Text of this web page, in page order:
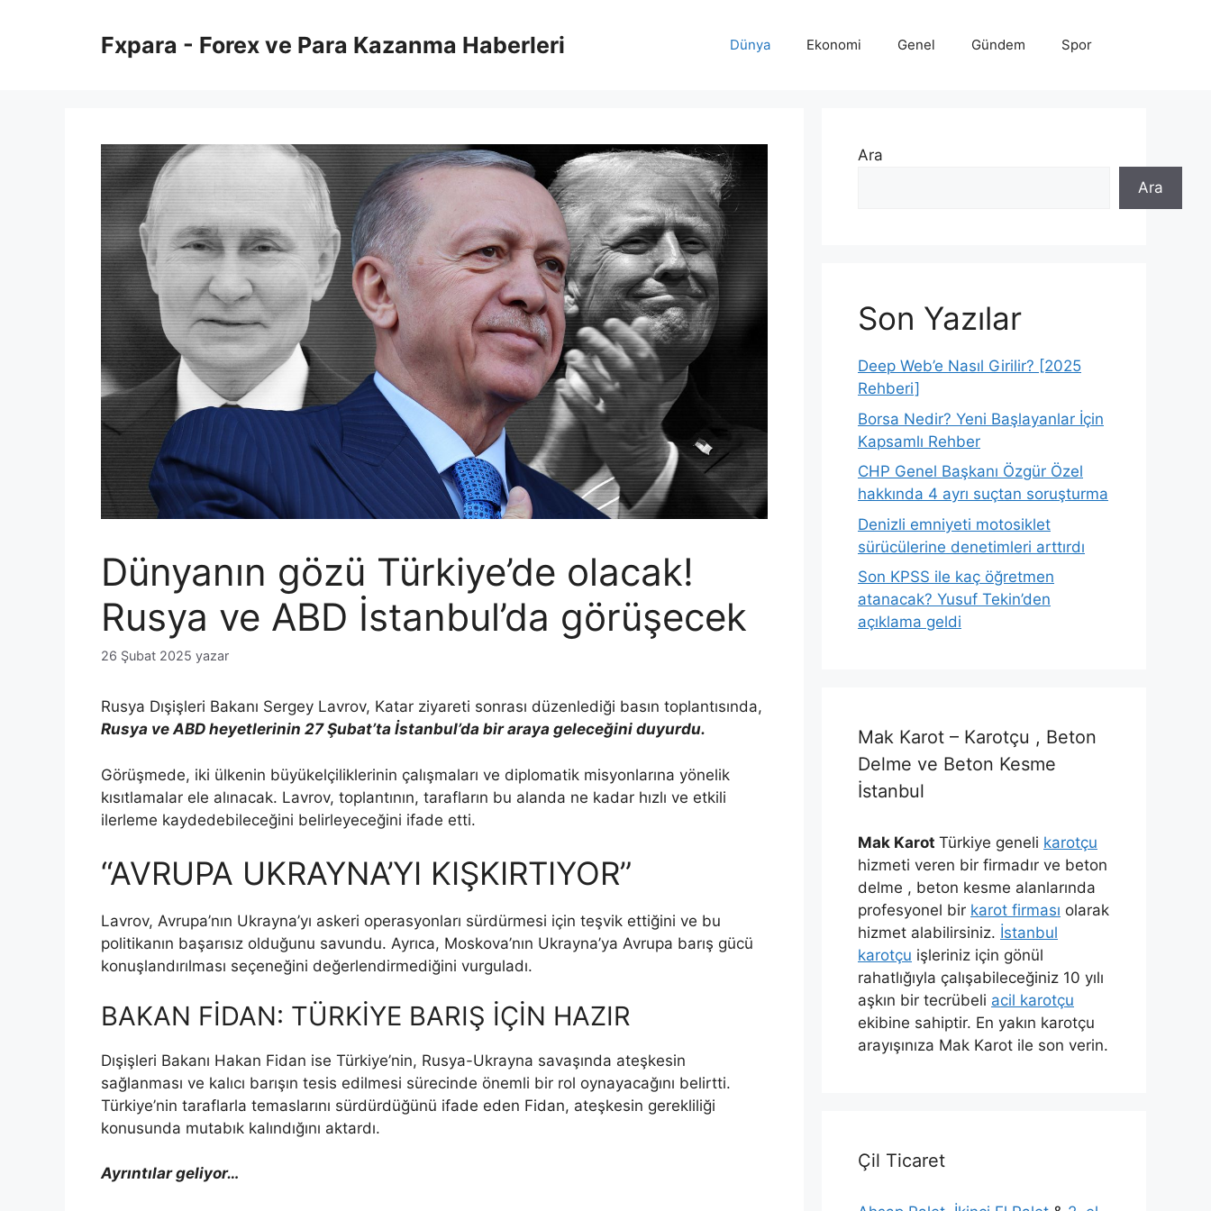
Fxpara - Forex ve Para Kazanma Haberleri Dünya Ekonomi Genel Gündem Spor
Dünyanın gözü Türkiye’de olacak!
Rusya ve ABD İstanbul’da görüşecek
26 Şubat 2025 yazar
Rusya Dışişleri Bakanı Sergey Lavrov, Katar ziyareti sonrası düzenlediği basın toplantısında,
Rusya ve ABD heyetlerinin 27 Şubat’ta İstanbul’da bir araya geleceğini duyurdu.
Görüşmede, iki ülkenin büyükelçiliklerinin çalışmaları ve diplomatik misyonlarına yönelik
kısıtlamalar ele alınacak. Lavrov, toplantının, tarafların bu alanda ne kadar hızlı ve etkili
ilerleme kaydedebileceğini belirleyeceğini ifade etti.
“AVRUPA UKRAYNA’YI KIŞKIRTIYOR”
Lavrov, Avrupa’nın Ukrayna’yı askeri operasyonları sürdürmesi için teşvik ettiğini ve bu
politikanın başarısız olduğunu savundu. Ayrıca, Moskova’nın Ukrayna’ya Avrupa barış gücü
konuşlandırılması seçeneğini değerlendirmediğini vurguladı.
BAKAN FİDAN: TÜRKİYE BARIŞ İÇİN HAZIR
Dışişleri Bakanı Hakan Fidan ise Türkiye’nin, Rusya-Ukrayna savaşında ateşkesin
sağlanması ve kalıcı barışın tesis edilmesi sürecinde önemli bir rol oynayacağını belirtti.
Türkiye’nin taraflarla temaslarını sürdürdüğünü ifade eden Fidan, ateşkesin gerekliliği
konusunda mutabık kalındığını aktardı.
Ayrıntılar geliyor…
Ara
Ara
Son Yazılar
Deep Web’e Nasıl Girilir? [2025
Rehberi]
Borsa Nedir? Yeni Başlayanlar İçin
Kapsamlı Rehber
CHP Genel Başkanı Özgür Özel
hakkında 4 ayrı suçtan soruşturma
Denizli emniyeti motosiklet
sürücülerine denetimleri arttırdı
Son KPSS ile kaç öğretmen
atanacak? Yusuf Tekin’den
açıklama geldi
Mak Karot – Karotçu , Beton
Delme ve Beton Kesme
İstanbul
Mak Karot Türkiye geneli karotçu
hizmeti veren bir firmadır ve beton
delme , beton kesme alanlarında
profesyonel bir karot firması olarak
hizmet alabilirsiniz. İstanbul
karotçu işleriniz için gönül
rahatlığıyla çalışabileceğiniz 10 yılı
aşkın bir tecrübeli acil karotçu
ekibine sahiptir. En yakın karotçu
arayışınıza Mak Karot ile son verin.
Çil Ticaret